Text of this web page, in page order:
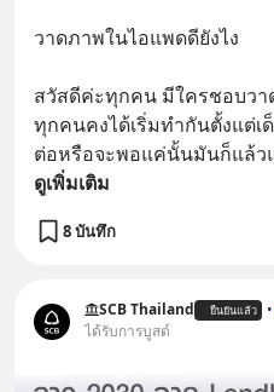
วาดภาพในไอแพดดียังไง
สวัสดีค่ะทุกคน มีใครชอบวา
ทุกคนคงได้เริ่มทำกันตั้งแต่เ
ต่อหรือจะพอแค่นั้นมันก็แล้ว
ดูเพิ่มเติม
8 บันทึก
SCB Thailand ยืนยันแล้ว •
ได้รับการบูสต์